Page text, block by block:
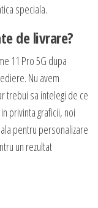
speciala.
de livrare?
11 Pro 5G dupa
Nu avem
trebui sa intelegi de ce
privinta graficii, noi
pentru personalizare
un rezultat